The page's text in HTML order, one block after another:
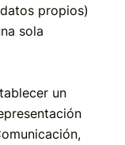
propios)
sola
un